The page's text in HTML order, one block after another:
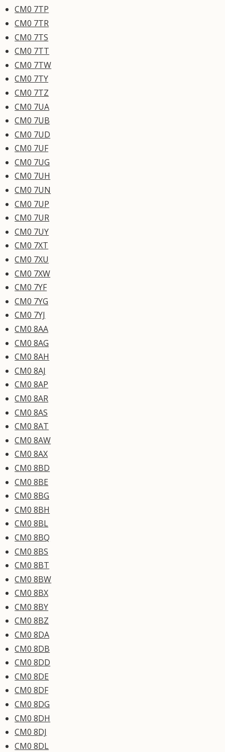
CM0 7TP
CM0 7TR
CM0 7TS
CM0 7TT
CM0 7TW
CM0 7TY
CM0 7TZ
CM0 7UA
CM0 7UB
CM0 7UD
CM0 7UF
CM0 7UG
CM0 7UH
CM0 7UN
CM0 7UP
CM0 7UR
CM0 7UY
CM0 7XT
CM0 7XU
CM0 7XW
CM0 7YF
CM0 7YG
CM0 7YJ
CM0 8AA
CM0 8AG
CM0 8AH
CM0 8AJ
CM0 8AP
CM0 8AR
CM0 8AS
CM0 8AT
CM0 8AW
CM0 8AX
CM0 8BD
CM0 8BE
CM0 8BG
CM0 8BH
CM0 8BL
CM0 8BQ
CM0 8BS
CM0 8BT
CM0 8BW
CM0 8BX
CM0 8BY
CM0 8BZ
CM0 8DA
CM0 8DB
CM0 8DD
CM0 8DE
CM0 8DF
CM0 8DG
CM0 8DH
CM0 8DJ
CM0 8DL